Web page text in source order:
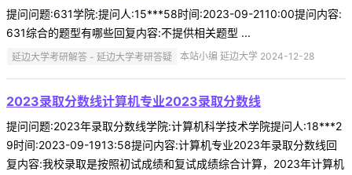
提问问题:631学院:提问人:15***58时间:2023-09-2110:00提问内容:
631综合的题型有哪些回复内容:不提供相关题型 ...
延边大学考研解答 - 延边大学考研答疑 本站小编 延边大学 2024-12-28
2023录取分数线计算机专业2023录取分数线
提问问题:2023年录取分数线学院:计算机科学技术学院提问人:18***2
9时间:2023-09-1913:58提问内容:计算机专业2023年录取分数线回
复内容:我校录取是按照初试成绩和复试成绩综合计算，2023年计算机